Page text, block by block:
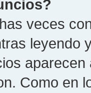
veces
leyendo
Como en